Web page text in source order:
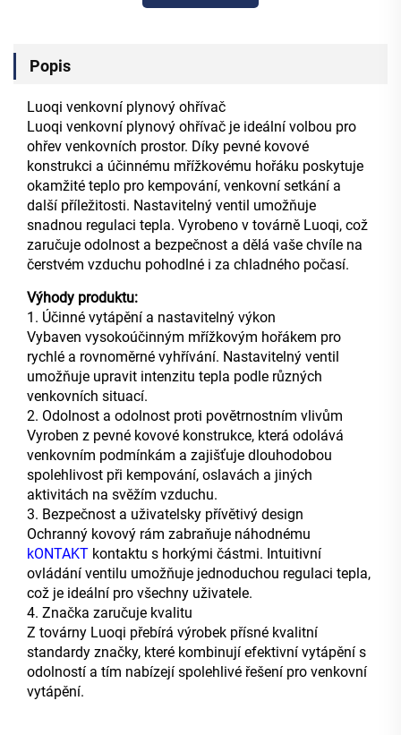
Popis
Luoqi venkovní plynový ohřívač
Luoqi venkovní plynový ohřívač je ideální volbou pro
ohřev venkovních prostor. Díky pevné kovové
konstrukci a účinnému mřížkovému hořáku poskytuje
okamžité teplo pro kempování, venkovní setkání a
další příležitosti. Nastavitelný ventil umožňuje
snadnou regulaci tepla. Vyrobeno v továrně Luoqi, což
zaručuje odolnost a bezpečnost a dělá vaše chvíle na
čerstvém vzduchu pohodlné i za chladného počasí.
Výhody produktu:
1. Účinné vytápění a nastavitelný výkon
Vybaven vysokoúčinným mřížkovým hořákem pro
rychlé a rovnoměrné vyhřívání. Nastavitelný ventil
umožňuje upravit intenzitu tepla podle různých
venkovních situací.
2. Odolnost a odolnost proti povětrnostním vlivům
Vyroben z pevné kovové konstrukce, která odolává
venkovním podmínkám a zajišťuje dlouhodobou
spolehlivost při kempování, oslavách a jiných
aktivitách na svěžím vzduchu.
3. Bezpečnost a uživatelsky přívětivý design
Ochranný kovový rám zabraňuje náhodnému
kONTAKT kontaktu s horkými částmi. Intuitivní
ovládání ventilu umožňuje jednoduchou regulaci tepla,
což je ideální pro všechny uživatele.
4. Značka zaručuje kvalitu
Z továrny Luoqi přebírá výrobek přísné kvalitní
standardy značky, které kombinují efektivní vytápění s
odolností a tím nabízejí spolehlivé řešení pro venkovní
vytápění.